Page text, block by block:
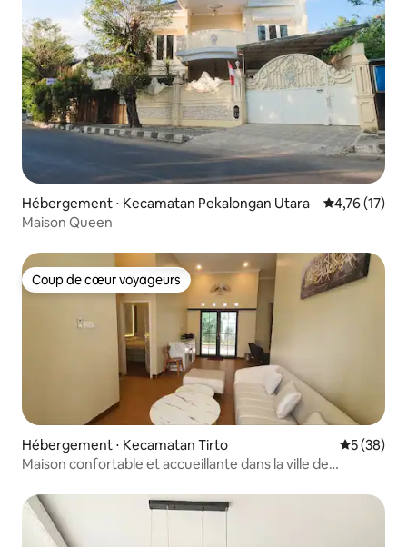
Hébergement ⋅ Kecamatan Pekalongan Utara Évaluation
4,76 (17)
Maison Queen
Coup de cœur voyageurs
Coup de cœur voyageurs
Hébergement ⋅ Kecamatan Tirto
5 (38)
Maison confortable et accueillante dans la ville de